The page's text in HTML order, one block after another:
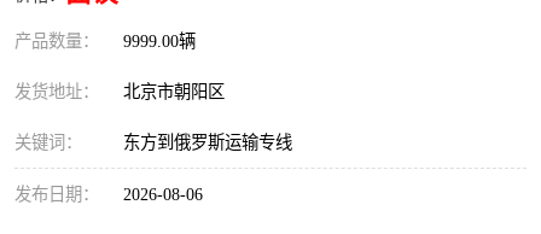
产品数量： 9999.00辆
发货地址： 北京市朝阳区
关键词： 东方到俄罗斯运输专线
发布日期： 2026-08-06